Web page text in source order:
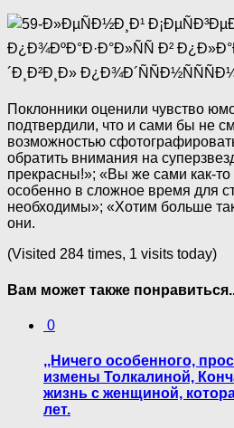
Поклонники оценили чувство
подтвердили, что и сами бы не
возможностью
обратить внимания на
прекрасны!»; «Вы же сами как-то
особенно в сложное время для
необходимы»; «Хотим больше
они.
(Visited 284 times, 1 visits today)
Вам может также
0
,,Ничего особенного,
измены Толкалиной,
жизнь с женщиной,
лет.